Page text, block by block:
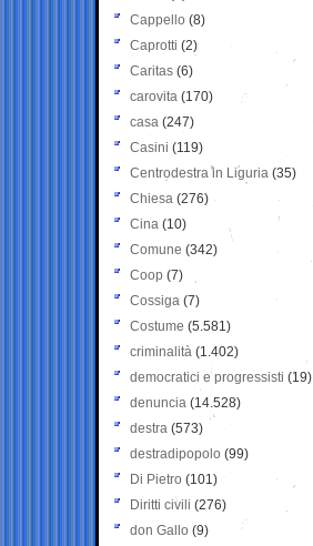
Cappello (8)
Caprotti (2)
Caritas (6)
carovita (170)
casa (247)
Casini (119)
Centrodestra in Liguria (35)
Chiesa (276)
Cina (10)
Comune (342)
Coop (7)
Cossiga (7)
Costume (5.581)
criminalità (1.402)
democratici e progressisti (19)
denuncia (14.528)
destra (573)
destradipopolo (99)
Di Pietro (101)
Diritti civili (276)
don Gallo (9)